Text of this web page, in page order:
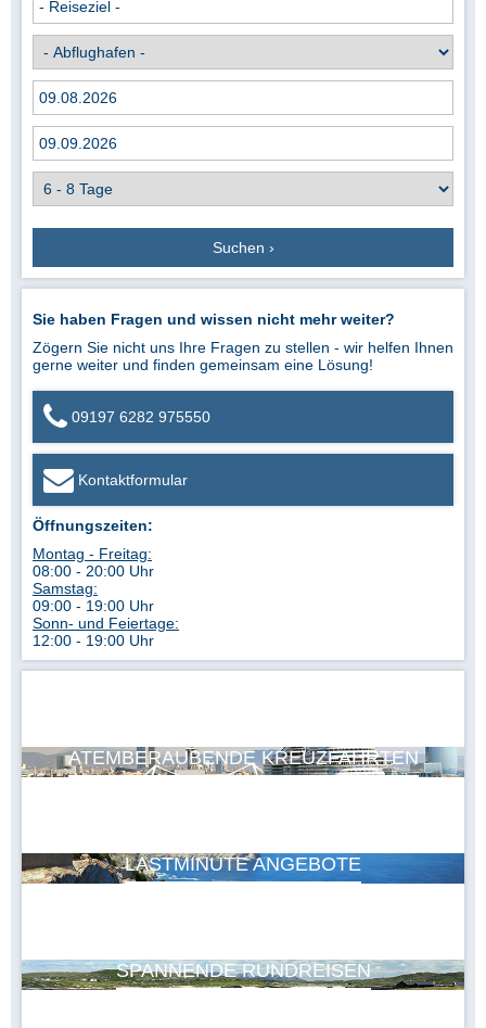
Suchen ›
Sie haben Fragen und wissen nicht mehr weiter?
Zögern Sie nicht uns Ihre Fragen zu stellen - wir helfen Ihnen
gerne weiter und finden gemeinsam eine Lösung!
09197 6282 975550
Kontaktformular
Öffnungszeiten:
Montag - Freitag:
08:00 - 20:00 Uhr
Samstag:
09:00 - 19:00 Uhr
Sonn- und Feiertage:
12:00 - 19:00 Uhr
ATEMBERAUBENDE KREUZFAHRTEN
LASTMINUTE ANGEBOTE
SPANNENDE RUNDREISEN